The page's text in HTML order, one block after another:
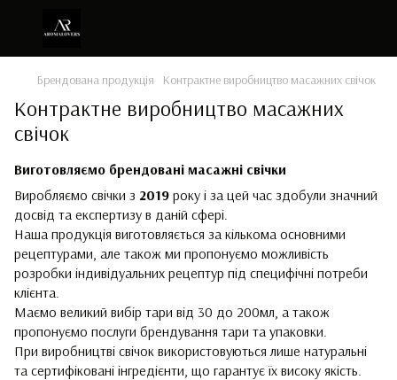
Брендована продукція Контрактне виробництво масажних свічок
Контрактне виробництво масажних
свічок
Виготовляємо брендовані масажні свічки
Виробляємо свічки з 2019 року і за цей час здобули значний
досвід та експертизу в даній сфері.
Наша продукція виготовляється за кількома основними
рецептурами, але також ми пропонуємо можливість
розробки індивідуальних рецептур під специфічні потреби
клієнта.
Маємо великий вибір тари від 30 до 200мл, а також
пропонуємо послуги брендування тари та упаковки.
При виробництві свічок використовуються лише натуральні
та сертифіковані інгредієнти, що гарантує їх високу якість.